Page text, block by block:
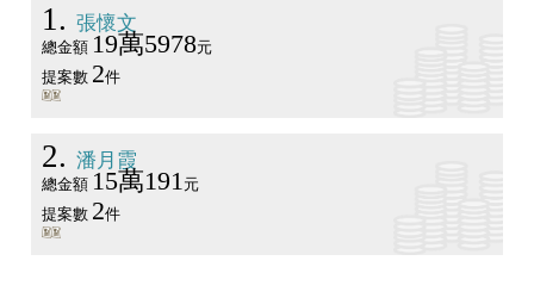
1 張懷文
總金額 19萬5978元
提案數 2件
2 潘月霞
總金額 15萬191元
提案數 2件